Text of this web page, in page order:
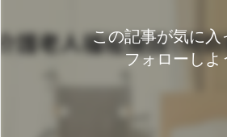
この記事が気に入
フォローしよ